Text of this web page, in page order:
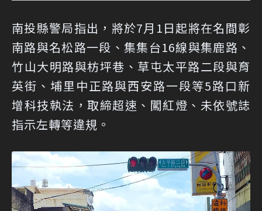
南投縣警局指出，將於7月1日起將在名間彰
南路與名松路一段、集集台16線與集鹿路、
竹山大明路與枋坪巷、草屯太平路二段與育
英街、埔里中正路與西安路一段等5路口新
增科技執法，取締超速、闖紅燈、未依號誌
指示左轉等違規。